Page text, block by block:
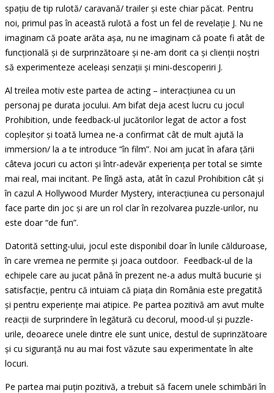
spațiu de tip rulotă/ caravană/ trailer și este chiar păcat. Pentru
noi, primul pas în această rulotă a fost un fel de revelație J. Nu ne
imaginam că poate arăta așa, nu ne imaginam că poate fi atât de
funcțională și de surprinzătoare și ne-am dorit ca și clienții noștri
să experimenteze aceleași senzații și mini-descoperiri J.
Al treilea motiv este partea de acting – interacțiunea cu un
personaj pe durata jocului. Am bifat deja acest lucru cu jocul
Prohibition, unde feedback-ul jucătorilor legat de actor a fost
copleșitor și toată lumea ne-a confirmat cât de mult ajută la
immersion/ la a te introduce “în film”. Noi am jucat în afara țării
câteva jocuri cu actori și într-adevăr experiența per total se simte
mai real, mai incitant. Pe lîngă asta, atât în cazul Prohibition cât și
în cazul A Hollywood Murder Mystery, interacțiunea cu personajul
face parte din joc și are un rol clar în rezolvarea puzzle-urilor, nu
este doar “de fun”.
Datorită setting-ului, jocul este disponibil doar în lunile călduroase,
în care vremea ne permite și joaca outdoor. Feedback-ul de la
echipele care au jucat până în prezent ne-a adus multă bucurie și
satisfacție, pentru că intuiam că piața din România este pregatită
și pentru experiențe mai atipice. Pe partea pozitivă am avut multe
reacții de surprindere în legătură cu decorul, mood-ul și puzzle-
urile, deoarece unele dintre ele sunt unice, destul de suprinzătoare
și cu siguranță nu au mai fost văzute sau experimentate în alte
locuri.
Pe partea mai puțin pozitivă, a trebuit să facem unele schimbări în